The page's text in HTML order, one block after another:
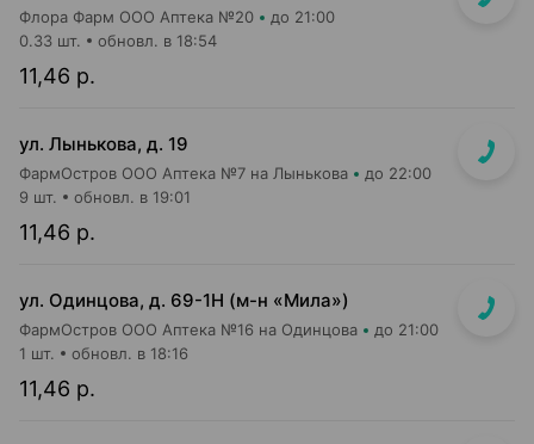
Флора Фарм ООО Аптека №20 до 21:00
11,46 р.
0.33 шт. обновл. в 18:54
ул. Лынькова, д. 19
ФармОстров ООО Аптека №7 на Лынькова до 22:00
11,46 р.
9 шт. обновл. в 19:01
ул. Одинцова, д. 69-1Н (м-н «Мила»)
ФармОстров ООО Аптека №16 на Одинцова до 21:00
11,46 р.
1 шт. обновл. в 18:16